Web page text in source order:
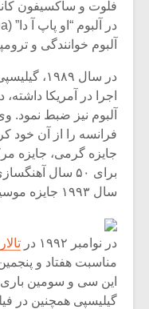
آلبوم خوانندگی و
اجرا در آمریکا
آلبوم نیز ضبط نمود.
فرانسه را از آن خود
جایزه گرمی، جایزه
برای ۵۰ سال
سال ۱۹۹۳ جایزه موسیقی پولار سوئد را دریافت نمود.
در نوامبر ۱۹۹۲ در
مناسبت هفتاد و
این سی و سومین باری
گیلیسپی همچنین در